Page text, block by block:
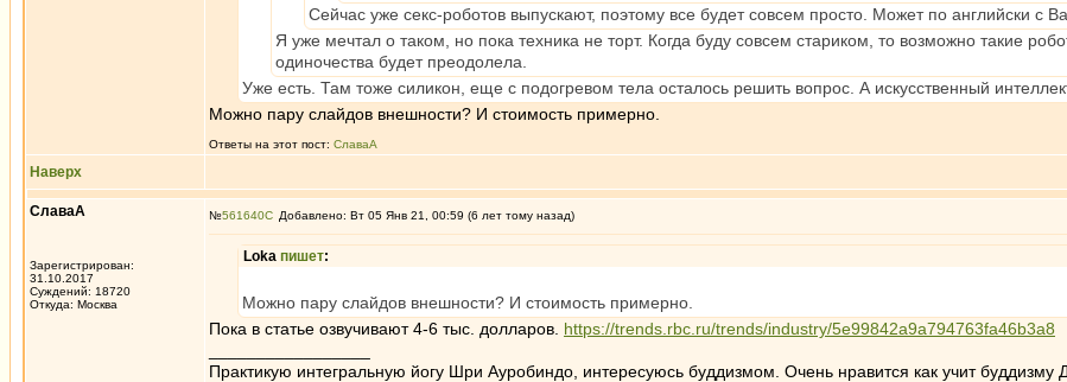
Сейчас уже секс-роботов выпускают, поэтому все будет совсем просто. Может по английски с
Я уже мечтал о таком, но пока техника не торт. Когда буду совсем стариком, то возможно такие
одиночества будет преодолела.
Уже есть. Там тоже силикон, еще с подогревом тела осталось решить вопрос. А искусственный
Можно пару слайдов внешности? И стоимость примерно.
Ответы на этот пост: СлаваА
Наверх
СлаваА
Зарегистрирован:
31.10.2017
Суждений: 18720
Откуда: Москва
№561640 Добавлено: Вт 05 Янв 21, 00:59 (6 лет тому назад)
Loka пишет:
Можно пару слайдов внешности? И стоимость примерно.
Пока в статье озвучивают 4-6 тыс. долларов. https://trends.rbc.ru/trends/industry/5e99842a9a794763fa46b3a8
Практикую интегральную йогу Шри Ауробиндо, интересуюсь буддизмом. Очень нравится как учит буддизму